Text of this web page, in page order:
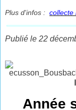
Plus d'infos :collecte
Publié le 22
Année